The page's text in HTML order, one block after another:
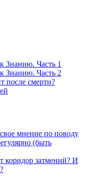
Знанию. Часть 1
Знанию. Часть 2
после смерти?
мнение по поводу
(быть
коридор затмений? И